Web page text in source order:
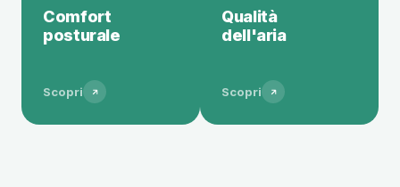
Comfort
posturale
Scopri
Qualità
dell'aria
Scopri